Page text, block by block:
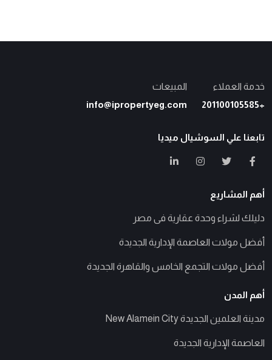
خدمة العملاء
+201100105585
المبيعات
info@ipropertyeg.com
تابعنا علي السوشيال ميديا
أهم المشاريع
دليلك لشراء وحدة عقارية فى مصر
أفضل مولات العاصمة الإدارية الجديدة
أفضل مولات التجمع الخامس والقاهرة الجديدة
أهم المدن
مدينة العلمين الجديدة New Alamein City
العاصمة الإدارية الجديدة